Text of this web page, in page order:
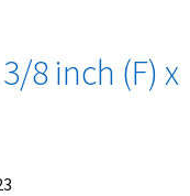
8 inch (F) x